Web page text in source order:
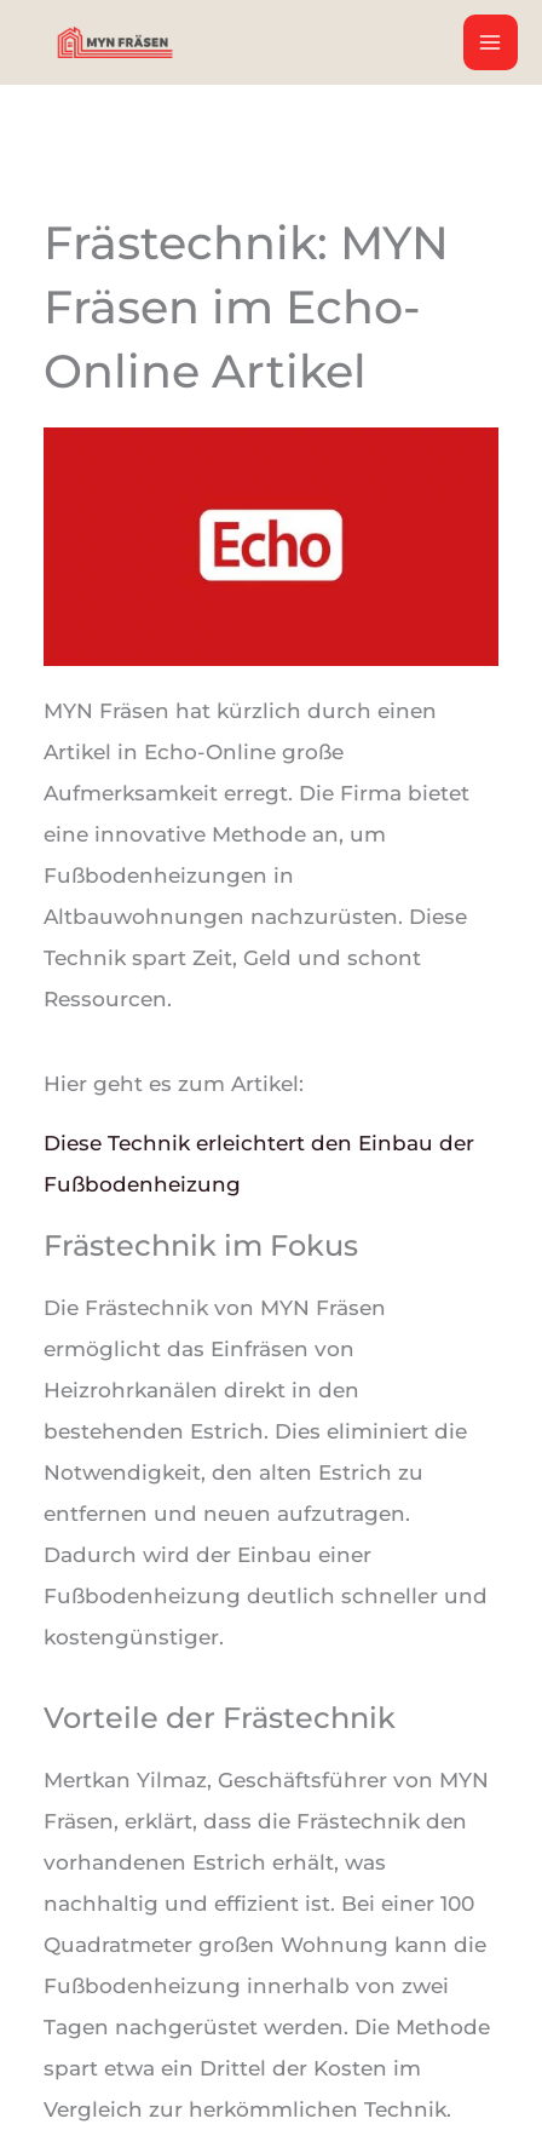
Inhalt
Frästechnik: MYN
Fräsen im Echo-
Online Artikel
MYN Fräsen hat kürzlich durch einen
Artikel in Echo-Online große
Aufmerksamkeit erregt. Die Firma bietet
eine innovative Methode an, um
Fußbodenheizungen in
Altbauwohnungen nachzurüsten. Diese
Technik spart Zeit, Geld und schont
Ressourcen.
Hier geht es zum Artikel:
Diese Technik erleichtert den Einbau der
Fußbodenheizung
Frästechnik im Fokus
Die Frästechnik von MYN Fräsen
ermöglicht das Einfräsen von
Heizrohrkanälen direkt in den
bestehenden Estrich. Dies eliminiert die
Notwendigkeit, den alten Estrich zu
entfernen und neuen aufzutragen.
Dadurch wird der Einbau einer
Fußbodenheizung deutlich schneller und
kostengünstiger.
Vorteile der Frästechnik
Mertkan Yilmaz, Geschäftsführer von MYN
Fräsen, erklärt, dass die Frästechnik den
vorhandenen Estrich erhält, was
nachhaltig und effizient ist. Bei einer 100
Quadratmeter großen Wohnung kann die
Fußbodenheizung innerhalb von zwei
Tagen nachgerüstet werden. Die Methode
spart etwa ein Drittel der Kosten im
Vergleich zur herkömmlichen Technik.